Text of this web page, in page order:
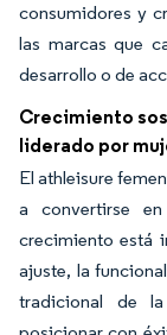
consumidores y
las marcas que
desarrollo o de
Crecimiento
liderado por
El athleisure
a convertirse
crecimiento está
ajuste, la
tradicional de